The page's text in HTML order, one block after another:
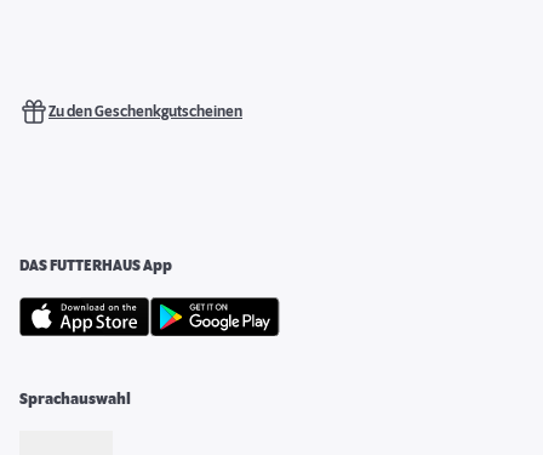
Zu den Geschenkgutscheinen
DAS FUTTERHAUS App
Sprachauswahl